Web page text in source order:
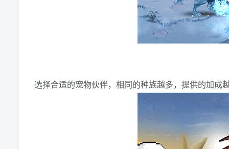
选择合适的宠物伙伴，相同的种族越多，提供的加成